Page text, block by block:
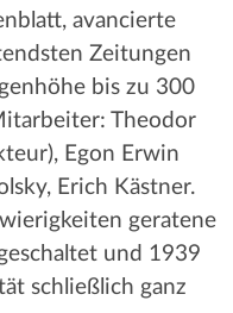
avancierte
Zeitungen
bis zu 300
Theodor
Egon Erwin
Erich Kästner.
geratene
und 1939
schließlich ganz